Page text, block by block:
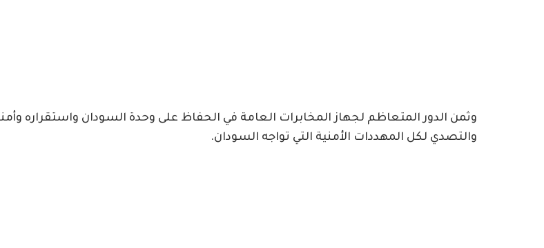
وثمن الدور المتعاظم لجهاز المخابرات العامة في الحفاظ على وحدة السودان واستقراره
والتصدي لكل المهددات الأمنية التي تواجه السودان.